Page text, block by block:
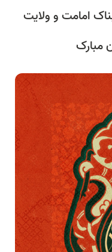
امامت و ولایت
مبارک